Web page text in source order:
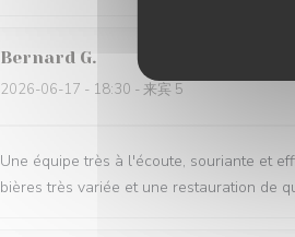
Bernard G
2026-06-17 - 18:30 - 来宾 5
Une équipe très à l'écoute, souriante et
bières très variée et une restauration de